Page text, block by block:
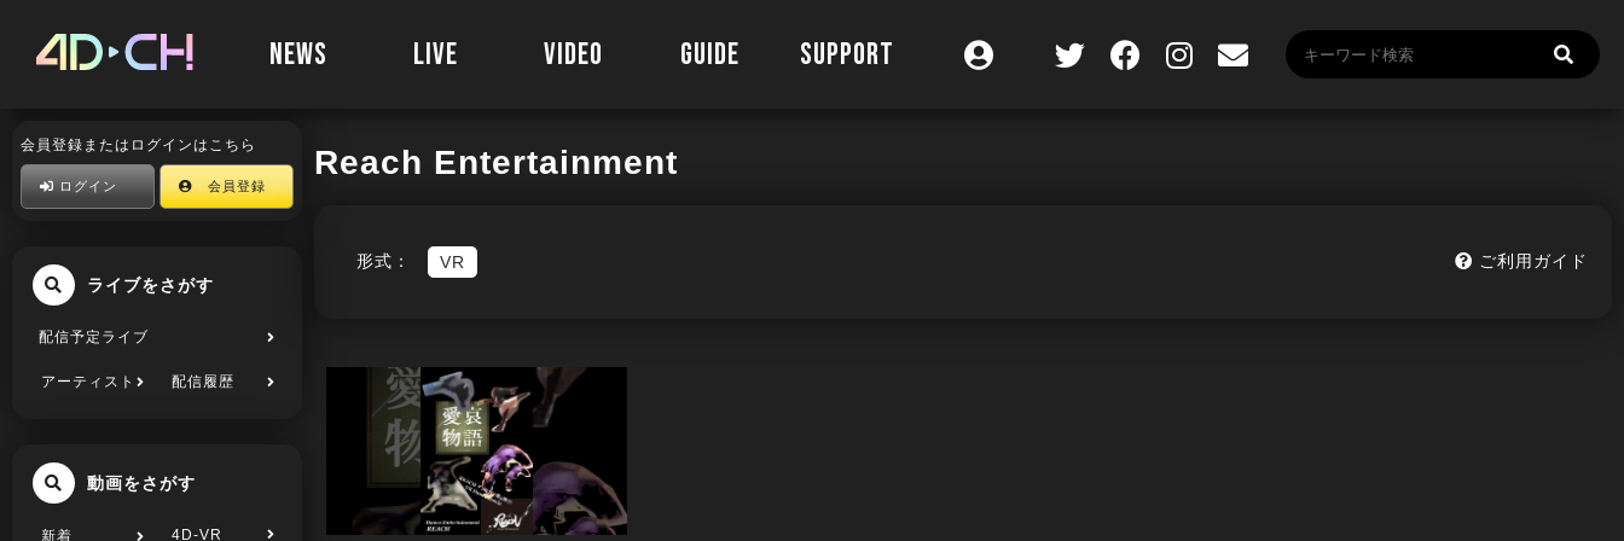
NEWS LIVE VIDEO GUIDE SUPPORT
会員登録またはログインはこちら
ログイン 会員登録
ライブをさがす
配信予定ライブ
アーティスト 配信履歴
動画をさがす
新着 4D-VR
Reach Entertainment
形式： VR ご利用ガイド